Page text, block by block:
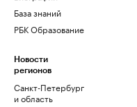
База знаний
РБК Образование
Новости
регионов
Санкт-Петербург
и область